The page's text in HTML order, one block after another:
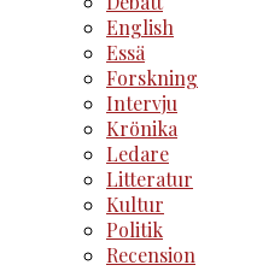
English
Essä
Forskning
Intervju
Krönika
Ledare
Litteratur
Kultur
Politik
Recension